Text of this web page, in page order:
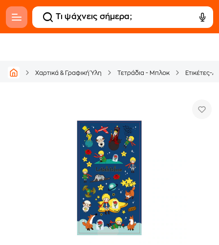
Χαρτικά & Γραφική Ύλη Τετράδια - Μπλοκ Ετικέτες-